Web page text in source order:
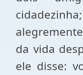
da vida
ele disse: